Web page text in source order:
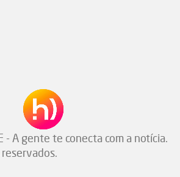
- A gente te conecta com a notícia.